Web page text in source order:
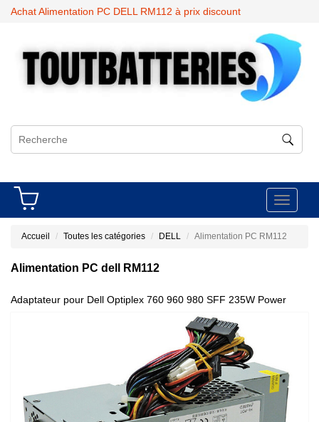
Achat Alimentation PC DELL RM112 à prix discount
Toggle
Accueil Toutes les catégories DELL Alimentation PC RM112
Alimentation PC dell RM112
Adaptateur pour Dell Optiplex 760 960 980 SFF 235W Power
Supply 100 - 240V RM112 WU136 PW116 G185T